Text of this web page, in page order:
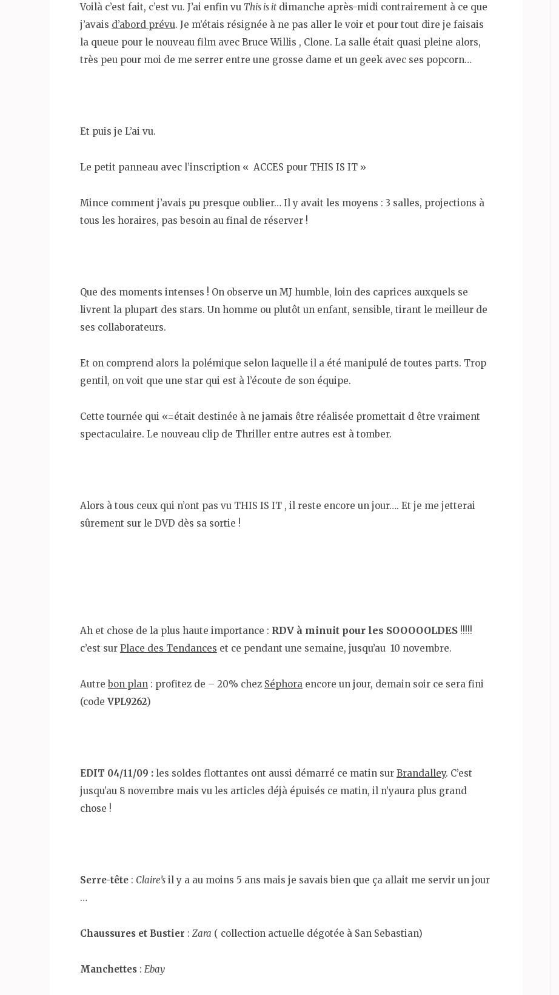
Voilà c’est fait, c’est vu. J’ai enfin vu This is it dimanche après-midi contrairement à ce que
j’avais d’abord prévu. Je m’étais résignée à ne pas aller le voir et pour tout dire je faisais
la queue pour le nouveau film avec Bruce Willis , Clone. La salle était quasi pleine alors,
très peu pour moi de me serrer entre une grosse dame et un geek avec ses popcorn…
Et puis je L’ai vu.
Le petit panneau avec l’inscription « ACCES pour THIS IS IT »
Mince comment j’avais pu presque oublier… Il y avait les moyens : 3 salles, projections à
tous les horaires, pas besoin au final de réserver !
Que des moments intenses ! On observe un MJ humble, loin des caprices auxquels se
livrent la plupart des stars. Un homme ou plutôt un enfant, sensible, tirant le meilleur de
ses collaborateurs.
Et on comprend alors la polémique selon laquelle il a été manipulé de toutes parts. Trop
gentil, on voit que une star qui est à l’écoute de son équipe.
Cette tournée qui «=était destinée à ne jamais être réalisée promettait d être vraiment
spectaculaire. Le nouveau clip de Thriller entre autres est à tomber.
Alors à tous ceux qui n’ont pas vu THIS IS IT , il reste encore un jour…. Et je me jetterai
sûrement sur le DVD dès sa sortie !
Ah et chose de la plus haute importance : RDV à minuit pour les SOOOOOLDES !!!!!
c’est sur Place des Tendances et ce pendant une semaine, jusqu’au 10 novembre.
Autrebon plan : profitez de – 20% chez Séphora encore un jour, demain soir ce sera fini
(code VPL9262)
EDIT 04/11/09 : les soldes flottantes ont aussi démarré ce matin sur Brandalley. C’est
jusqu’au 8 novembre mais vu les articles déjà épuisés ce matin, il n’yaura plus grand
chose !
Serre-tête : Claire’s il y a au moins 5 ans mais je savais bien que ça allait me servir un jour
…
Chaussures et Bustier : Zara ( collection actuelle dégotée à San Sebastian)
Manchettes : Ebay